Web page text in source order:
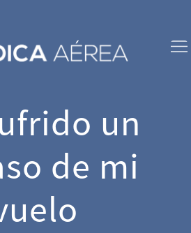
un
de mi